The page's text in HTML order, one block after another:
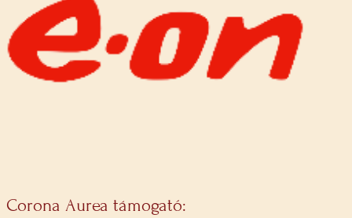
Corona Aurea támogató: